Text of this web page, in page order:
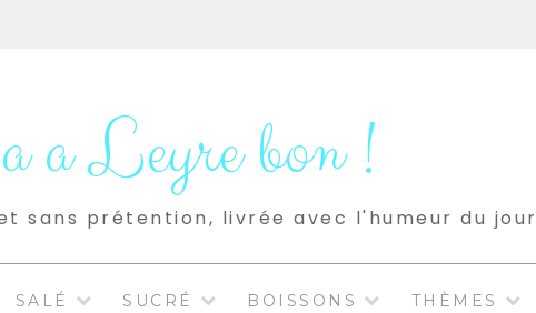
a Leyre bon !
sans prétention, livrée avec l'humeur du jour
SALÉ SUCRÉ BOISSONS THÈMES